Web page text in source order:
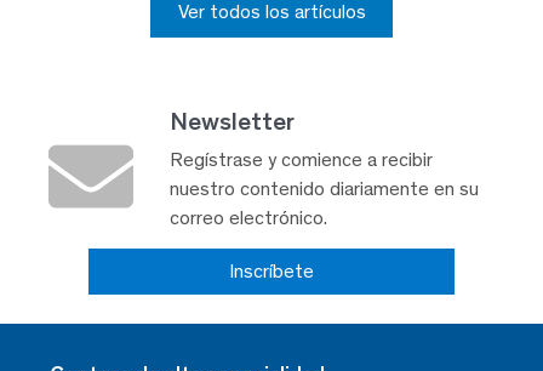
Ver todos los artículos
Newsletter
Regístrase y comience a recibir
nuestro contenido diariamente en su
correo electrónico.
Inscríbete